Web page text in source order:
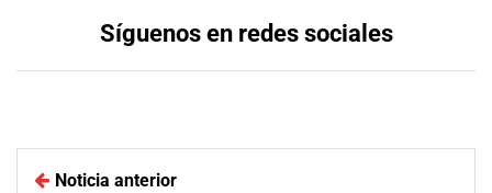
Síguenos en redes sociales
Noticia anterior